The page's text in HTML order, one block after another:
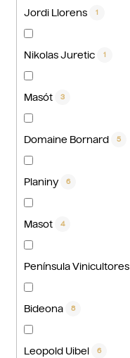
Jordi Llorens 1
Nikolas Juretic 1
Masót 3
Domaine Bornard 5
Planiny 6
Masot 4
Península Vinicultores
Bideona 8
Leopold Uibel 6